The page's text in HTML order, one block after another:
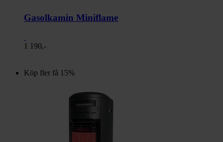
Gasolkamin Miniflame
1 190,-
Köp fler få 15%